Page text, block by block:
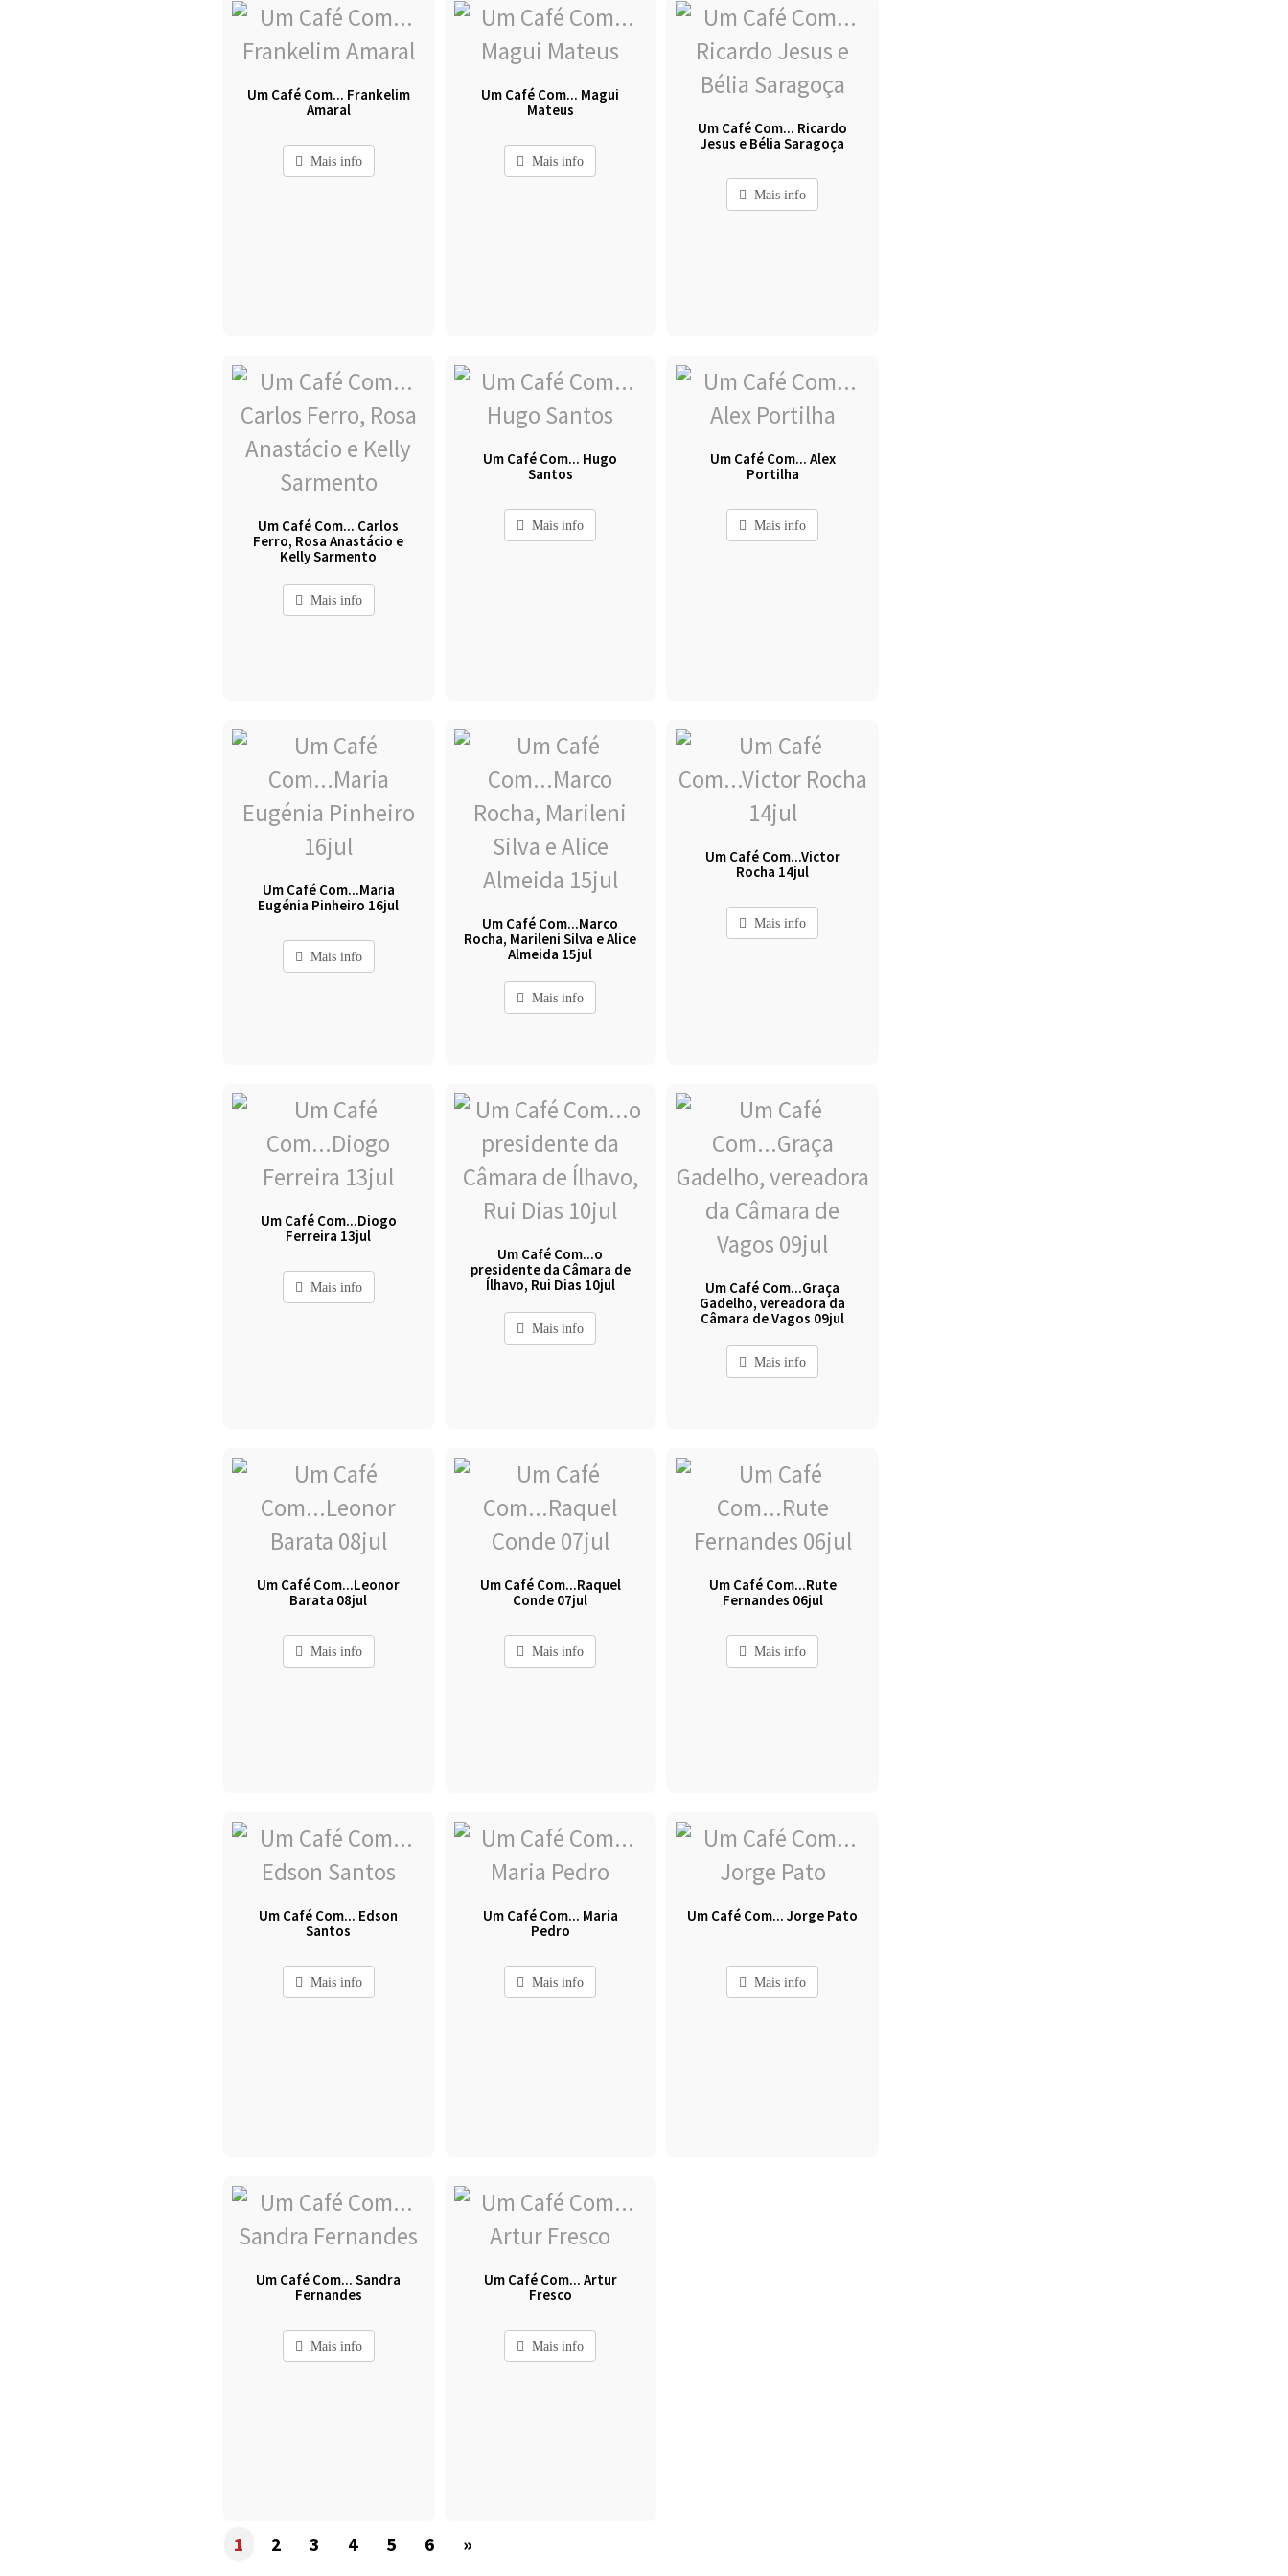
Um Café Com... Frankelim
Amaral
Mais info
Um Café Com... Magui
Mateus
Mais info
Um Café Com... Ricardo
Jesus e Bélia Saragoça
Mais info
Um Café Com... Carlos
Ferro, Rosa Anastácio e
Kelly Sarmento
Mais info
Um Café Com... Hugo
Santos
Mais info
Um Café Com... Alex
Portilha
Mais info
Um Café Com...Maria
Eugénia Pinheiro 16jul
Mais info
Um Café Com...Marco
Rocha, Marileni Silva e Alice
Almeida 15jul
Mais info
Um Café Com...Victor
Rocha 14jul
Mais info
Um Café Com...Diogo
Ferreira 13jul
Mais info
Um Café Com...o
presidente da Câmara de
Ílhavo, Rui Dias 10jul
Mais info
Um Café Com...Graça
Gadelho, vereadora da
Câmara de Vagos 09jul
Mais info
Um Café Com...Leonor
Barata 08jul
Mais info
Um Café Com...Raquel
Conde 07jul
Mais info
Um Café Com...Rute
Fernandes 06jul
Mais info
Um Café Com... Edson
Santos
Mais info
Um Café Com... Maria
Pedro
Mais info
Um Café Com... Jorge Pato
Mais info
Um Café Com... Sandra
Fernandes
Mais info
Um Café Com... Artur
Fresco
Mais info
1 2 3 4 5 6 »